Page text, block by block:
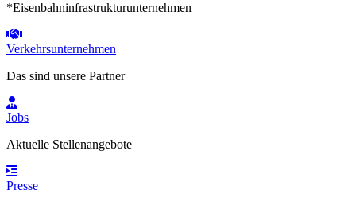
*Eisenbahninfrastrukturunternehmen
Verkehrsunternehmen
Das sind unsere Partner
Jobs
Aktuelle Stellenangebote
Presse